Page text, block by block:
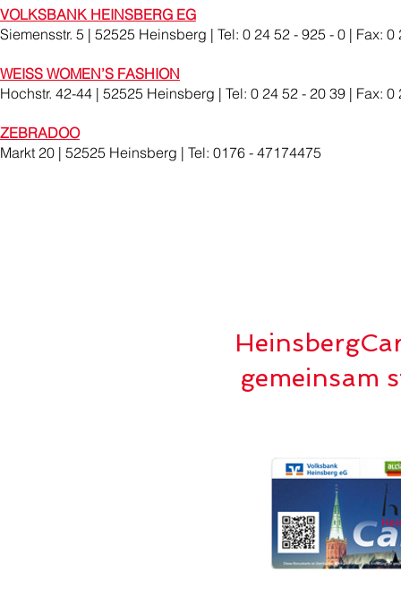
VOLKSBANK HEINSBERG EG
Siemensstr. 5 | 52525 Heinsberg | Tel: 0 24 52 - 925 - 0 | Fax:
WEISS WOMEN’S FASHION
Hochstr. 42-44 | 52525 Heinsberg | Tel: 0 24 52 - 20 39 | Fax:
ZEBRADOO
Markt 20 | 52525 Heinsberg | Tel: 0176 - 47174475
gemeinsam